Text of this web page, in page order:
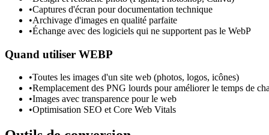
•Captures d'écran pour documentation technique
•Archivage d'images en qualité parfaite
•Échange avec des logiciels qui ne supportent pas le WebP
Quand utiliser WEBP
•Toutes les images d'un site web (photos, logos, icônes)
•Remplacement des PNG lourds pour améliorer le temps de
•Images avec transparence pour le web
•Optimisation SEO et Core Web Vitals